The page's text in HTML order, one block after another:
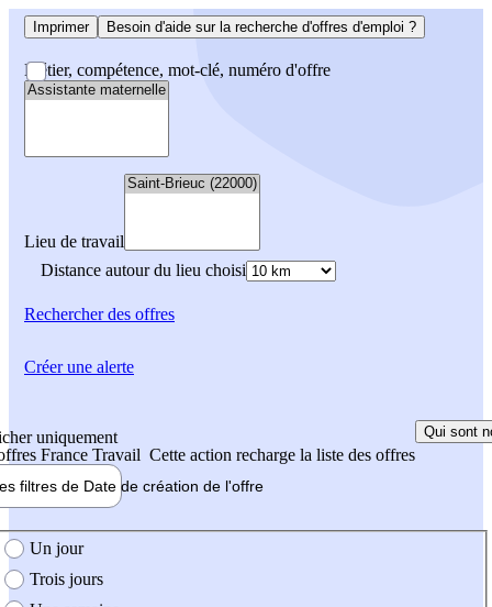
Imprimer Besoin d'aide sur la recherche d'offres d'emploi ?
Métier, compétence, mot-clé, numéro d'offre
Lieu de travail
Distance autour du lieu choisi
Rechercherdes offres
uniquement
France Travail Cette action recharge la liste des offres
Qui sont
filtres de Date de création de l'offre
création de l'offre
Un jour
Trois jours
Créer une alerte